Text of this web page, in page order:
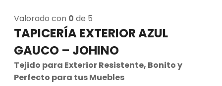
Valorado con 0 de 5
TAPICERÍA EXTERIOR AZUL
GAUCO – JOHINO
Tejido para Exterior Resistente, Bonito y
Perfecto para tus Muebles